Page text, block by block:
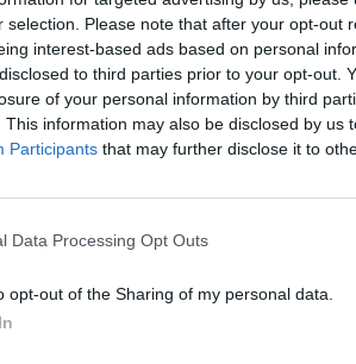
selection. Please note that after your opt-out
interest-based ads based on personal
to third parties prior to your opt-out.
of your personal information by third
This information may also be disclosed by us
Participants that may further disclose it to
Data Processing Opt Outs
opt-out of the Sharing of my personal data.
pavyzdžiui, Kaune šilumos
kartus“, – sako „Swedbank“